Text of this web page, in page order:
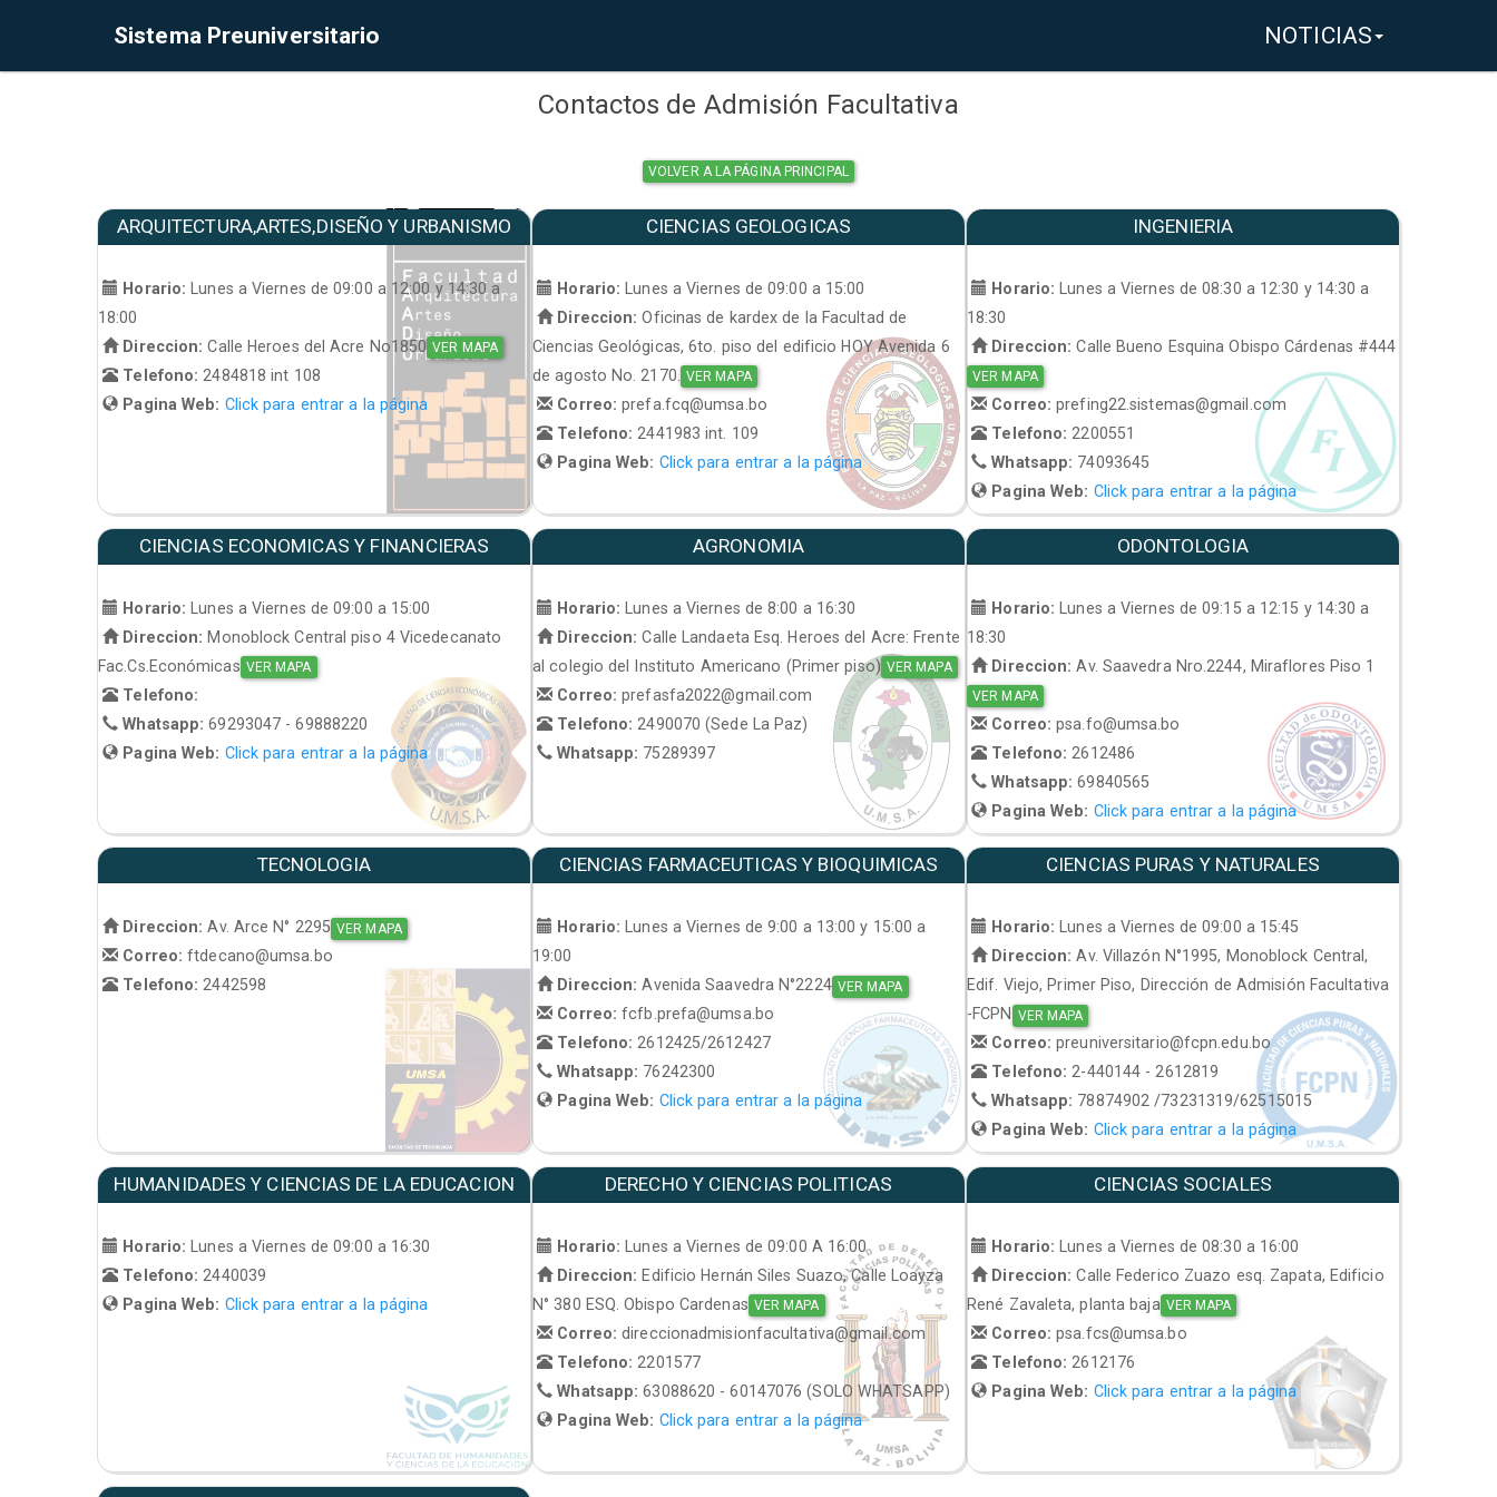
Sistema Preuniversitario NOTICIAS
Contactos de Admisión Facultativa
VOLVER A LA PÁGINA PRINCIPAL
ARQUITECTURA,ARTES,DISEÑO Y URBANISMO
Horario:
Lunes a Viernes de 09:00 a 12:00 y 14:30 a
18:00
Direccion: Calle Heroes del Acre No1850 VER MAPA
Telefono: 2484818 int 108
Pagina Web: Click para entrar a la página
CIENCIAS GEOLOGICAS
Horario:
Lunes a Viernes de 09:00 a 15:00
Direccion: Oficinas de kardex de la Facultad de
Ciencias Geológicas, 6to. piso del edificio HOY Avenida 6
de agosto No. 2170.
VER MAPA
Correo:prefa.fcq@umsa.bo
Telefono: 2441983 int. 109
Pagina Web: Click para entrar a la página
INGENIERIA
Horario:
Lunes a Viernes de 08:30 a 12:30 y 14:30 a
18:30
Direccion: Calle Bueno Esquina Obispo Cárdenas #444
VER MAPA
Correo:prefing22.sistemas@gmail.com
Telefono: 2200551
Whatsapp: 74093645
Pagina Web: Click para entrar a la página
CIENCIAS ECONOMICAS Y FINANCIERAS
Horario:
Lunes a Viernes de 09:00 a 15:00
Direccion: Monoblock Central piso 4 Vicedecanato
Fac.Cs.Económicas VER MAPA
Telefono:
Whatsapp:69293047 - 69888220
Pagina Web: Click para entrar a la página
AGRONOMIA
Horario:
Lunes a Viernes de 8:00 a 16:30
Direccion: Calle Landaeta Esq. Heroes del Acre: Frente
al colegio del Instituto Americano (Primer piso) VER MAPA
Correo:prefasfa2022@gmail.com
Telefono: 2490070 (Sede La Paz)
Whatsapp: 75289397
ODONTOLOGIA
Horario:
Lunes a Viernes de 09:15 a 12:15 y 14:30 a
18:30
Direccion: Av. Saavedra Nro.2244, Miraflores Piso 1
VER MAPA
Correo:psa.fo@umsa.bo
Telefono: 2612486
Whatsapp:69840565
Pagina Web: Click para entrar a la página
TECNOLOGIA
Direccion: Av. Arce N° 2295 VER MAPA
Correo:ftdecano@umsa.bo
Telefono:2442598
CIENCIAS FARMACEUTICAS Y BIOQUIMICAS
Horario: Lunes a Viernes de 9:00 a 13:00 y 15:00 a
19:00
Direccion: Avenida Saavedra N°2224 VER MAPA
Correo:fcfb.prefa@umsa.bo
Telefono:2612425/2612427
Whatsapp: 76242300
Pagina Web: Click para entrar a la página
CIENCIAS PURAS Y NATURALES
Horario: Lunes a Viernes de 09:00 a 15:45
Direccion: Av. Villazón N°1995, Monoblock Central,
Edif. Viejo, Primer Piso, Dirección de Admisión Facultativa
-FCPN VER MAPA
Correo:preuniversitario@fcpn.edu.bo
Telefono:2-440144 - 2612819
Whatsapp: 78874902 /73231319/62515015
Pagina Web: Click para entrar a la página
HUMANIDADES Y CIENCIAS DE LA EDUCACION
Horario:
Lunes a Viernes de 09:00 a 16:30
Telefono: 2440039
Pagina Web: Click para entrar a la página
DERECHO Y CIENCIAS POLITICAS
Horario:
Lunes a Viernes de 09:00 A 16:00
Direccion: Edificio Hernán Siles Suazo, Calle Loayza
N° 380 ESQ. Obispo Cardenas VER MAPA
Correo:direccionadmisionfacultativa@gmail.com
Telefono: 2201577
Whatsapp:63088620 - 60147076 (SOLO WHATSAPP)
Pagina Web: Click para entrar a la página
CIENCIAS SOCIALES
Horario:
Lunes a Viernes de 08:30 a 16:00
Direccion: Calle Federico Zuazo esq. Zapata, Edificio
René Zavaleta, planta baja VER MAPA
Correo:psa.fcs@umsa.bo
Telefono: 2612176
Pagina Web: Click para entrar a la página